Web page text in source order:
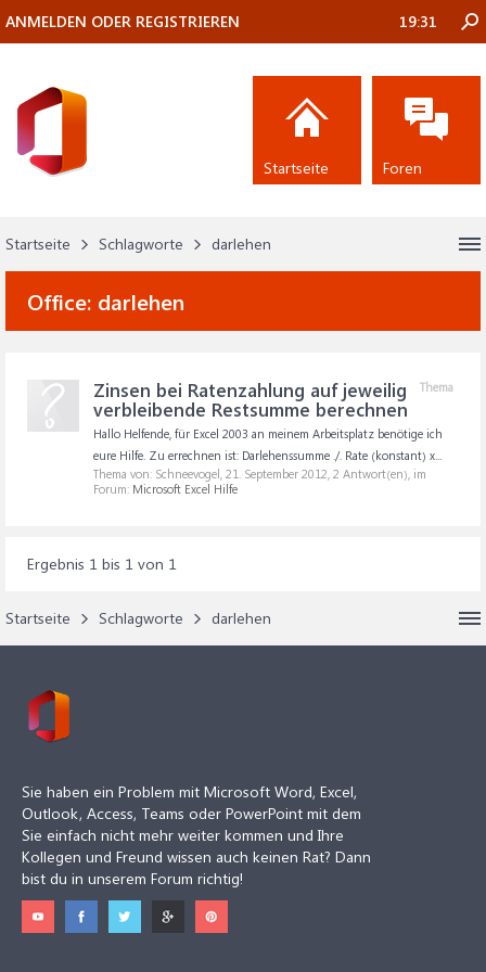
Startseite Schlagworte darlehen
Office: darlehen
Thema
Zinsen bei Ratenzahlung auf jeweilig
verbleibende Restsumme berechnen
Hallo Helfende, für Excel 2003 an meinem Arbeitsplatz benötige ich
eure Hilfe. Zu errechnen ist: Darlehenssumme ./. Rate (konstant) x...
Thema von: Schneevogel, 21. September 2012, 2 Antwort(en), im
Forum: Microsoft Excel Hilfe
Ergebnis 1 bis 1 von 1
Startseite Schlagworte darlehen
ANMELDEN ODER REGISTRIEREN 19:31
Startseite Foren
Sie haben ein Problem mit Microsoft Word, Excel,
Outlook, Access, Teams oder PowerPoint mit dem
Sie einfach nicht mehr weiter kommen und Ihre
Kollegen und Freund wissen auch keinen Rat? Dann
bist du in unserem Forum richtig!